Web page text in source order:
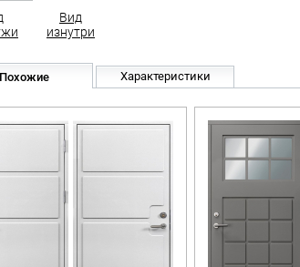
Вид
изнутри
Похожие Характеристики